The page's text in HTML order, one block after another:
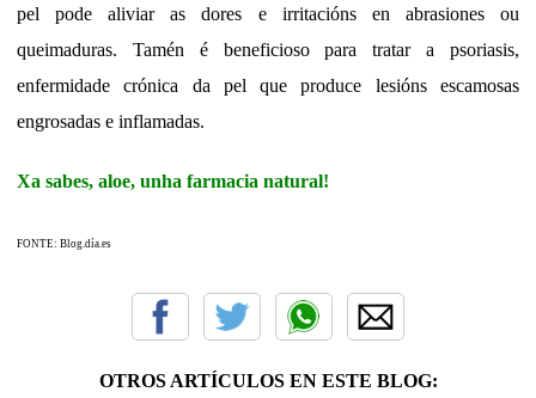
pel pode aliviar as dores e irritacións en abrasiones ou
queimaduras. Tamén é beneficioso para tratar a psoriasis,
enfermidade crónica da pel que produce lesións escamosas
engrosadas e inflamadas.
Xa sabes, aloe, unha farmacia natural!
FONTE: Blog.día.es
OTROS ARTÍCULOS EN ESTE BLOG: